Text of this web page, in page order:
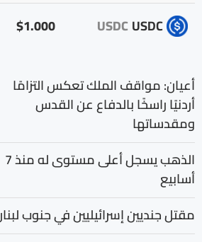
USDC
USDC
$1.000
أعيان: مواقف الملك تعكس التزامًا
أردنيًا راسخًا بالدفاع عن القدس
ومقدساتها
الذهب يسجل أعلى مستوى له منذ 7
أسابيع
مقتل جنديين إسرائيليين في جنوب